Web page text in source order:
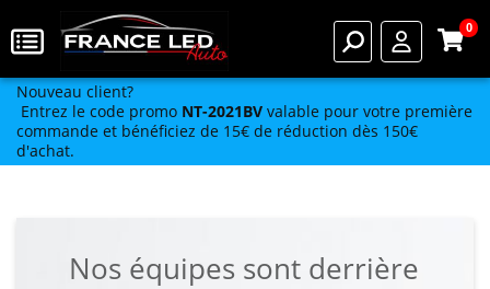
0
Nouveau client?
Entrez le code promo NT-2021BV valable pour votre première
commande et bénéficiez de 15€ de réduction dès 150€
d'achat.
Nos équipes sont derrière